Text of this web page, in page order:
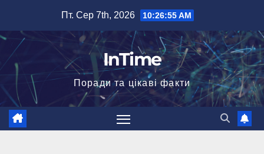
вмісту
Пт. Сер 7th, 2026 10:26:56 AM
InTime
Поради та цікаві факти